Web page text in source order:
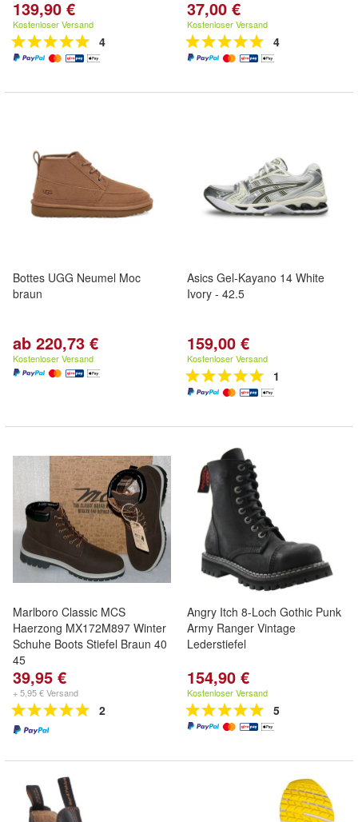
139,90 €
Kostenloser Versand
4
37,00 €
Kostenloser Versand
4
Bottes UGG Neumel Moc
braun
ab 220,73 €
Kostenloser Versand
Asics Gel-Kayano 14 White
Ivory - 42.5
159,00 €
Kostenloser Versand
1
Marlboro Classic MCS
Haerzong MX172M897 Winter
Schuhe Boots Stiefel Braun 40
45
39,95 €
+ 5,95 € Versand
2
Angry Itch 8-Loch Gothic Punk
Army Ranger Vintage
Lederstiefel
154,90 €
Kostenloser Versand
5